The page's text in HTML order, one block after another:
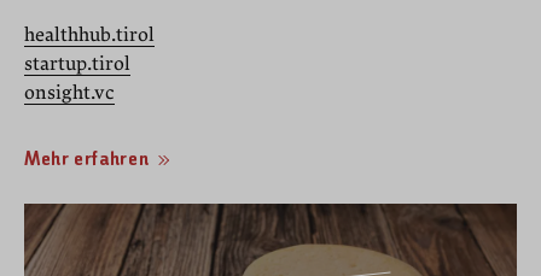
healthhub.tirol
startup.tirol
onsight.vc
Mehr erfahren